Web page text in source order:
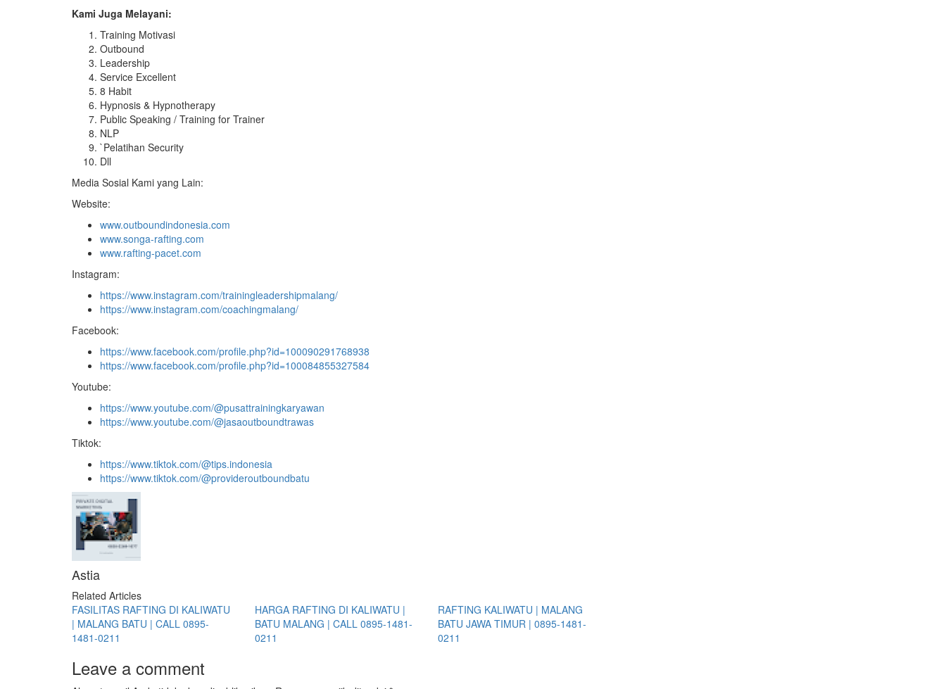
Kami Juga Melayani:
Training Motivasi
Outbound
Leadership
Service Excellent
8 Habit
Hypnosis & Hypnotherapy
Public Speaking / Training for Trainer
NLP
`Pelatihan Security
Dll
Media Sosial Kami yang Lain:
Website:
www.outboundindonesia.com
www.songa-rafting.com
www.rafting-pacet.com
Instagram:
https://www.instagram.com/trainingleadershipmalang/
https://www.instagram.com/coachingmalang/
Facebook:
https://www.facebook.com/profile.php?id=100090291768938
https://www.facebook.com/profile.php?id=100084855327584
Youtube:
https://www.youtube.com/@pusattrainingkaryawan
https://www.youtube.com/@jasaoutboundtrawas
Tiktok:
https://www.tiktok.com/@tips.indonesia
https://www.tiktok.com/@provideroutboundbatu
Astia
Related Articles
FASILITAS RAFTING DI KALIWATU
| MALANG BATU | CALL 0895-
1481-0211
HARGA RAFTING DI KALIWATU |
BATU MALANG | CALL 0895-1481-
0211
RAFTING KALIWATU | MALANG
BATU JAWA TIMUR | 0895-1481-
0211
Leave a comment